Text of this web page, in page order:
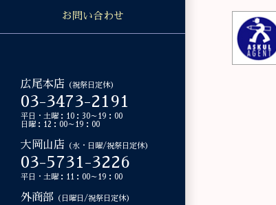
お問い合わせ
広尾本店 （祝祭日定休）
03-3473-2191
平日・土曜：10：30～19：00
日曜：12：00～19：00
大岡山店 （水・日曜/祝祭日定休）
03-5731-3226
平日・土曜：11：00～19：00
外商部 （日曜日/祝祭日定休）